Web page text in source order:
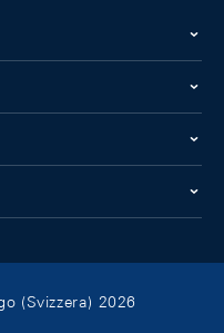
(Svizzera) 2026